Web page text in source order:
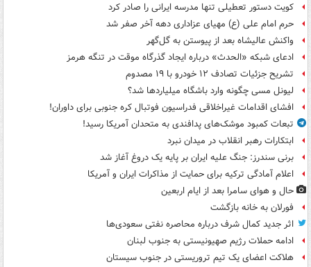
کویت دستور تعطیلی تنها مدرسه ایرانی را صادر کرد
حرم امام علی (ع) مهیای عزاداری دهه آخر صفر شد
واکنش عالیشاه بعد از پیوستن به گل‌گهر
ادعای شبکه «الحدث» درباره ایجاد گذرگاه موقت در تنگه هرمز
تشریح جزئیات تصادف ۱۲ خودرو با ۱۹ مصدوم
لیونل مسی چگونه وارد باشگاه میلیاردها شد؟
افشای اقدامات غیراخلاقی فدراسیون فوتبال کره جنوبی برای داوران!
تبعات کمبود موشک‌های پدافندی به متحدان آمریکا رسید!
ابتکارات رهبر انقلاب در میدان نبرد
برنی سندرز: جنگ علیه ایران بر پایه یک دروغ آغاز شد
اعلام آمادگی ترکیه برای حمایت از مذاکرات ایران و آمریکا
حال و هوای سامرا بعد از ایام اربعین
فورلان به خانه بازگشت
اثر جدید کمال شرف درباره محاصره نفتی سعودی‌ها
ادامه حملات رژیم صهیونیستی به جنوب لبنان
هلاکت اعضای یک تیم تروریستی در جنوب سیستان